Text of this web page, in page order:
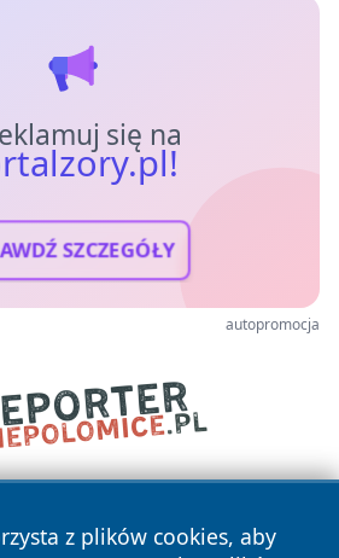
się na
SZCZEGÓŁY
autopromocja
z plików cookies, aby